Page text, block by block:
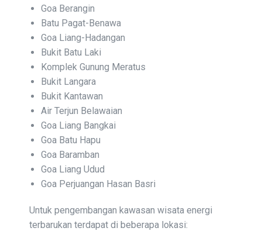
Goa Berangin
Batu Pagat-Benawa
Goa Liang-Hadangan
Bukit Batu Laki
Komplek Gunung Meratus
Bukit Langara
Bukit Kantawan
Air Terjun Belawaian
Goa Liang Bangkai
Goa Batu Hapu
Goa Baramban
Goa Liang Udud
Goa Perjuangan Hasan Basri
Untuk pengembangan kawasan wisata energi
terbarukan terdapat di beberapa lokasi: